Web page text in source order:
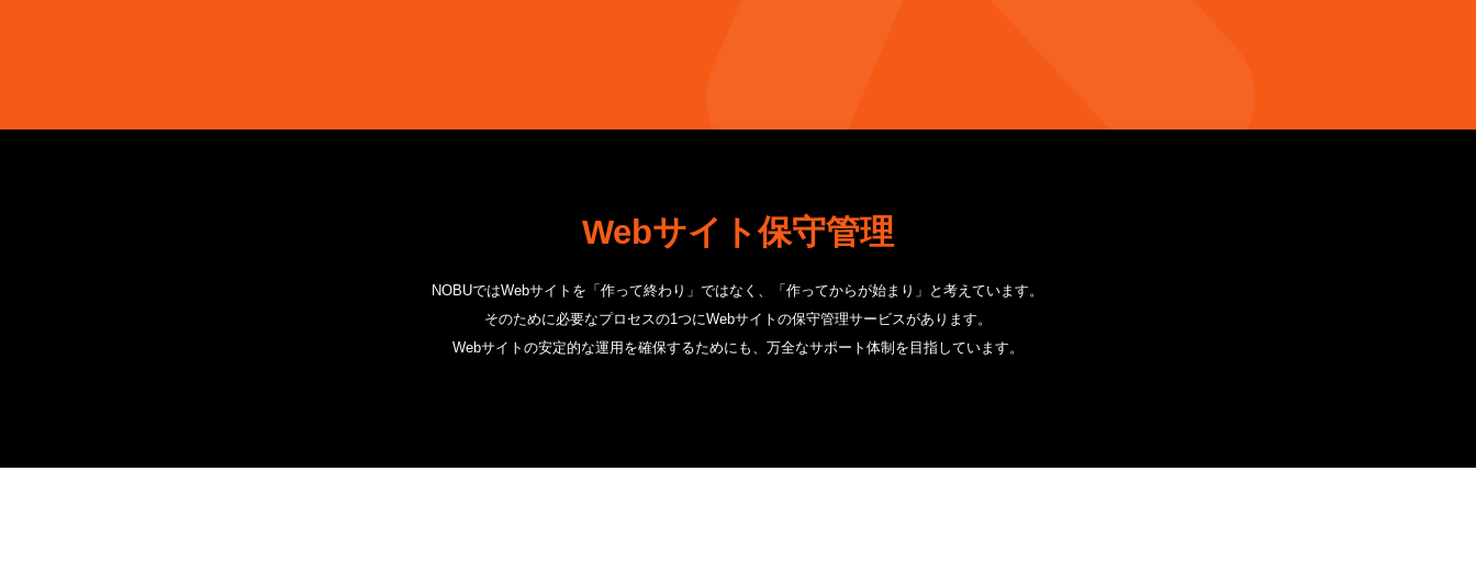
Webサイト保守管理
NOBUではWebサイトを「作って終わり」ではなく、「作ってからが始まり」と考えています。
そのために必要なプロセスの1つにWebサイトの保守管理サービスがあります。
Webサイトの安定的な運用を確保するためにも、万全なサポート体制を目指しています。